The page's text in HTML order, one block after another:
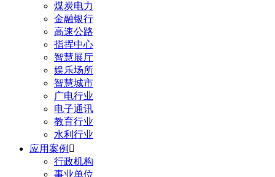
煤炭电力
金融银行
高速公路
指挥中心
智慧展厅
娱乐场所
智慧城市
广电行业
电子通讯
教育行业
水利行业
应用案例 
行政机构
事业单位